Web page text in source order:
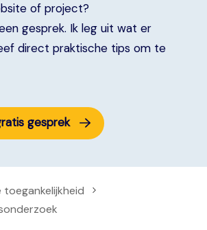
of project?
gesprek. Ik leg uit wat er
direct praktische tips om te
gesprek
toegankelijkheid